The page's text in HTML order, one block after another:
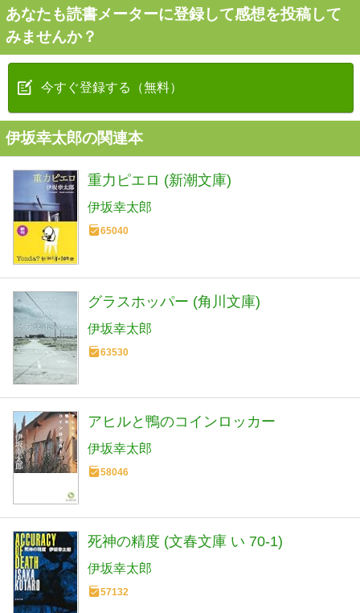
あなたも読書メーターに登録して感想を投稿して
みませんか？
今すぐ登録する（無料）
伊坂幸太郎の関連本
重力ピエロ (新潮文庫)
伊坂幸太郎
65040
グラスホッパー (角川文庫)
伊坂幸太郎
63530
アヒルと鴨のコインロッカー
伊坂幸太郎
58046
死神の精度 (文春文庫 い 70-1)
伊坂幸太郎
57132